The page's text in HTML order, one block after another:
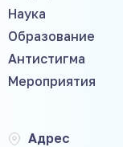
Наука
Образование
Антистигма
Мероприятия
Адрес